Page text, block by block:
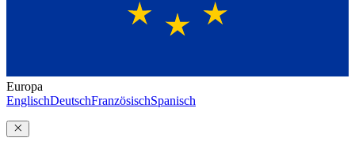
Europa
EnglischDeutschFranzösischSpanisch